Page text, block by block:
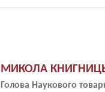
МИКОЛА
Голова Наукового